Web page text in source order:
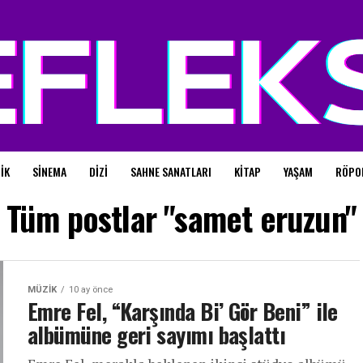
SINEMA DIZI SAHNE SANATLARI KITAP YAŞAM
Tüm postlar "samet eruzun"
MÜZIK 10 ay önce
Emre Fel, “Karşında Bi’ Gör Beni” ile
albümüne geri sayımı başlattı